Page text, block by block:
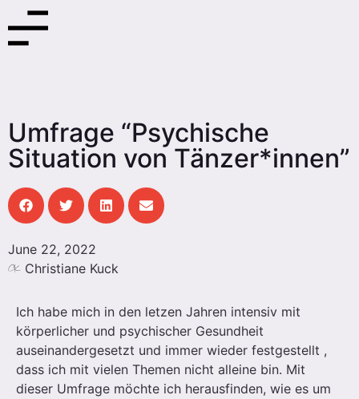
Umfrage “Psychische
Situation von Tänzer*innen”
June 22, 2022
Christiane Kuck
Ich habe mich in den letzen Jahren intensiv mit
körperlicher und psychischer Gesundheit
auseinandergesetzt und immer wieder festgestellt ,
dass ich mit vielen Themen nicht alleine bin. Mit
dieser Umfrage möchte ich herausfinden, wie es um